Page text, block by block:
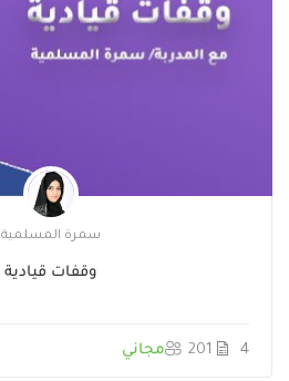
سمرة المسلمية
وقفات قيادية
4
201 مجاني